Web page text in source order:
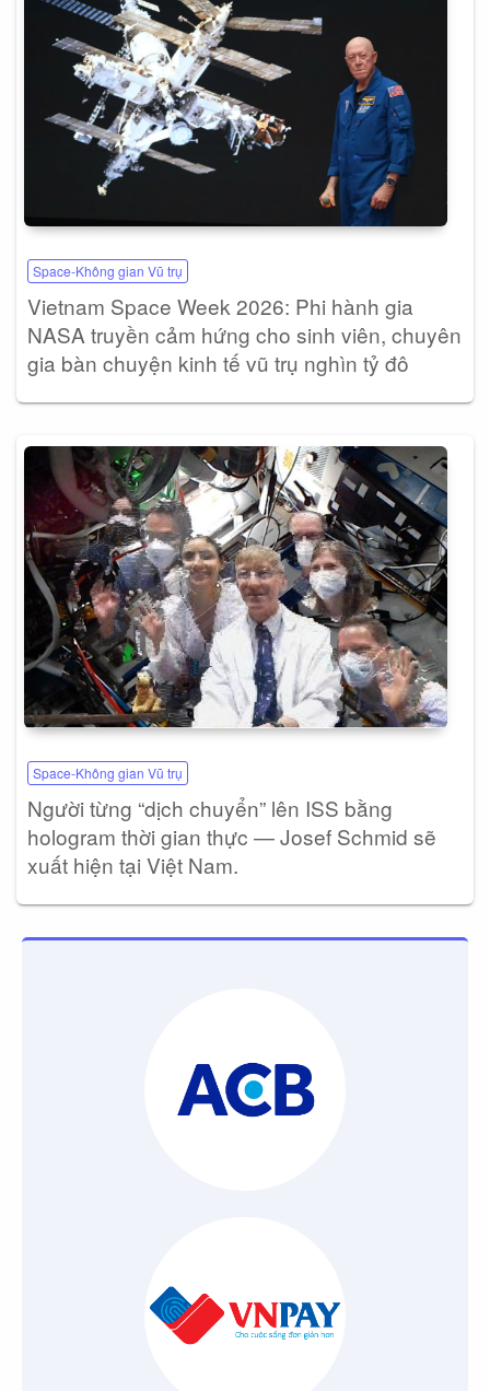
Space-Không gian Vũ trụ
Vietnam Space Week 2026: Phi hành gia
NASA truyền cảm hứng cho sinh viên, chuyên
gia bàn chuyện kinh tế vũ trụ nghìn tỷ đô
Space-Không gian Vũ trụ
Người từng “dịch chuyển” lên ISS bằng
hologram thời gian thực — Josef Schmid sẽ
xuất hiện tại Việt Nam.